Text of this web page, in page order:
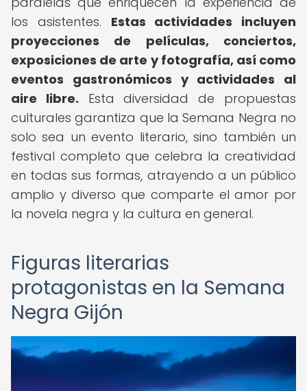
los asistentes. Estas actividades incluyen
proyecciones de películas, conciertos,
exposiciones de arte y fotografía, así como
eventos gastronómicos y actividades al
aire libre. Esta diversidad de propuestas
culturales garantiza que la Semana Negra no
solo sea un evento literario, sino también un
festival completo que celebra la creatividad
en todas sus formas, atrayendo a un público
amplio y diverso que comparte el amor por
la novela negra y la cultura en general.
Figuras literarias
protagonistas en la Semana
Negra Gijón